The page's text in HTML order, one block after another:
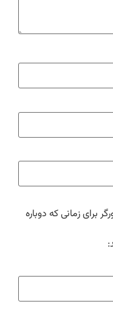
برای زمانی که دوباره